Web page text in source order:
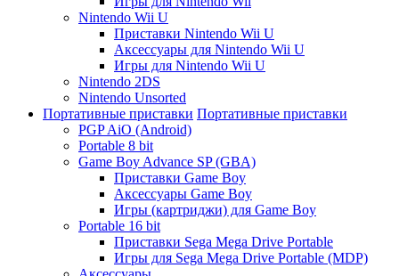
Nintendo Wii U
Приставки Nintendo Wii U
Аксессуары для Nintendo Wii U
Игры для Nintendo Wii U
Nintendo 2DS
Nintendo Unsorted
Портативные приставки Портативные приставки
PGP AiO (Android)
Portable 8 bit
Game Boy Advance SP (GBA)
Приставки Game Boy
Аксессуары Game Boy
Игры (картриджи) для Game Boy
Portable 16 bit
Приставки Sega Mega Drive Portable
Игры для Sega Mega Drive Portable (MDP)